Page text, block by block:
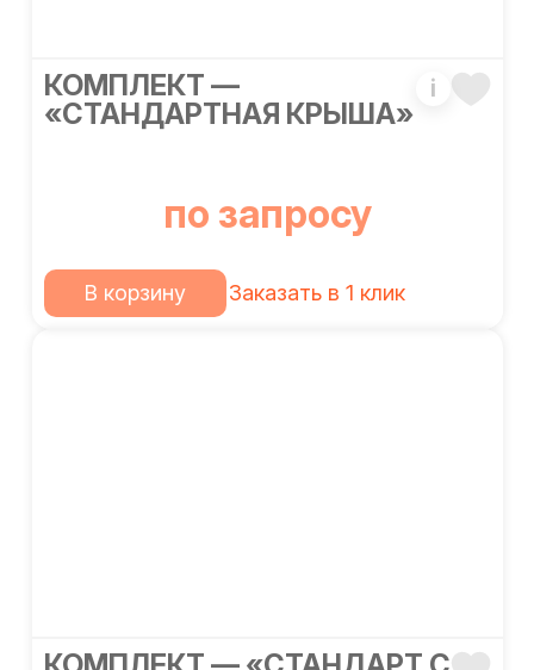
КОМПЛЕКТ —
«СТАНДАРТНАЯ КРЫША»
i
по запросу
В корзину Заказать в 1 клик